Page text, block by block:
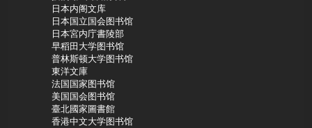
日本内阁文库
日本国立国会图书馆
日本宮内庁書陵部
早稻田大学图书馆
普林斯顿大学图书馆
東洋文庫
法国国家图书馆
美国国会图书馆
臺北國家圖書館
香港中文大学图书馆